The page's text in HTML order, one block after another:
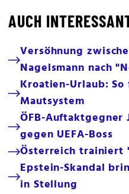
AUCH
Versöhnung
Nagelsmann nach
Kroatien-Urlaub:
Mautsystem
ÖFB-Auftaktgegner
gegen UEFA-Boss
Österreich trainiert
Epstein-Skandal
in Stellung